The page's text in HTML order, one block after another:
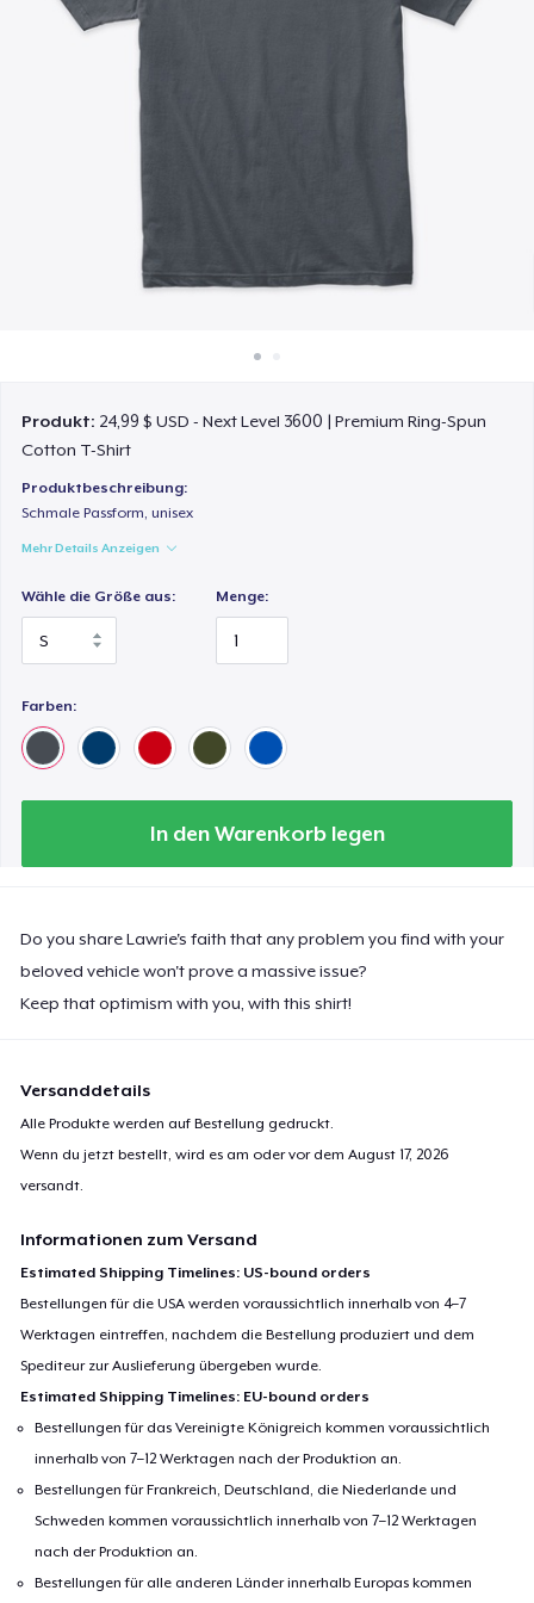
Produkt: 24,99 $ USD - Next Level 3600 | Premium Ring-Spun
Cotton T-Shirt
Produktbeschreibung:
Schmale Passform, unisex
Mehr Details Anzeigen
Wähle die Größe aus: Menge:
Farben:
In den Warenkorb legen
Do you share Lawrie's faith that any problem you find with your
beloved vehicle won't prove a massive issue?
Keep that optimism with you, with this shirt!
Versanddetails
Alle Produkte werden auf Bestellung gedruckt.
Wenn du jetzt bestellt, wird es am oder vor demAugust 17, 2026
versandt.
Informationen zum Versand
Estimated Shipping Timelines: US-bound orders
Bestellungen für die USA werden voraussichtlich innerhalb von 4–7
Werktagen eintreffen, nachdem die Bestellung produziert und dem
Spediteur zur Auslieferung übergeben wurde.
Estimated Shipping Timelines: EU-bound orders
Bestellungen für das Vereinigte Königreich kommen voraussichtlich
innerhalb von 7–12 Werktagen nach der Produktion an.
Bestellungen für Frankreich, Deutschland, die Niederlande und
Schweden kommen voraussichtlich innerhalb von 7–12 Werktagen
nach der Produktion an.
Bestellungen für alle anderen Länder innerhalb Europas kommen